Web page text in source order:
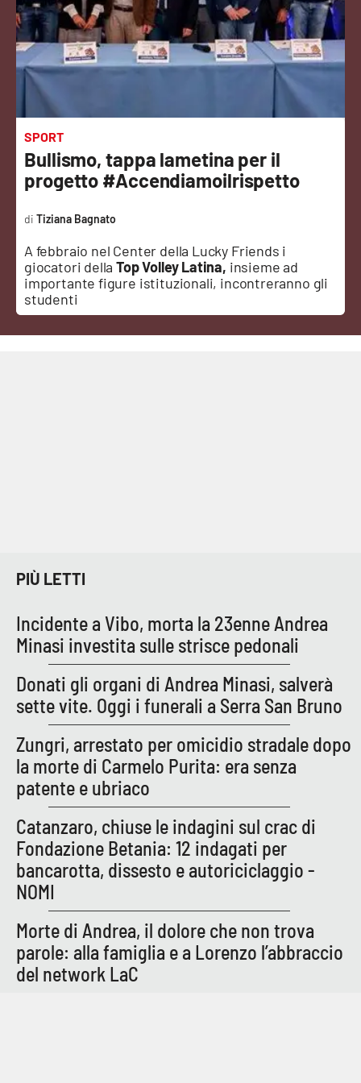
Sanità
Sport
Cultura
Podcast
Meteo
Editoriali
VIDEO
Ambiente
RUBRICHE
Good Morning Vietnam
Parchi Marini Calabria
Leggendo Alvaro insieme
Imprese Di Calabria
Le perfidie di Antonella Grippo
Venti di comunicazione
STREAMING
SPORT
Bullismo, tappa lametina per il
progetto #Accendiamoilrispetto
A febbraio nel Center della Lucky Friends i
giocatori dellaTop Volley Latina, insieme ad
importante figure istituzionali, incontreranno gli
studenti
Tiziana Bagnato
PIÙ LETTI
Incidente a Vibo, morta la 23enne Andrea
Minasi investita sulle strisce pedonali
Donati gli organi di Andrea Minasi, salverà
sette vite. Oggi i funerali a Serra San Bruno
Zungri, arrestato per omicidio stradale dopo
la morte di Carmelo Purita: era senza
patente e ubriaco
Catanzaro, chiuse le indagini sul crac di
Fondazione Betania: 12 indagati per
bancarotta, dissesto e autoriciclaggio -
NOMI
Morte di Andrea, il dolore che non trova
parole: alla famiglia e a Lorenzo l’abbraccio
del network LaC